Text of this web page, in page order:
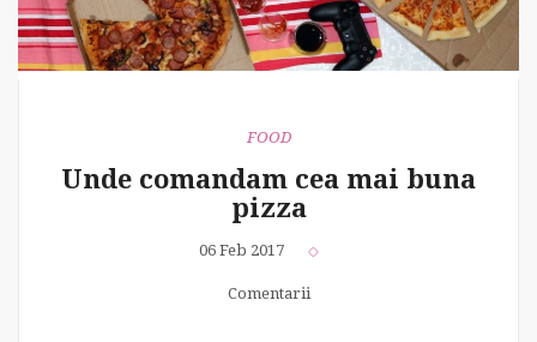
FOOD
Unde comandam cea mai buna
pizza
06 Feb 2017
Comentarii